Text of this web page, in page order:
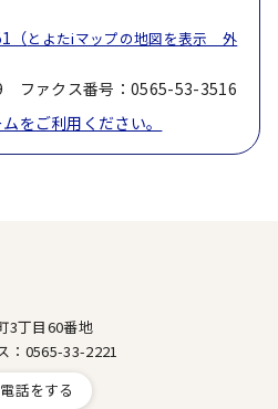
（とよたiマップの地図を表示 外
ファクス番号：0565-53-3516
をご利用ください。
3丁目60番地
：0565-33-2221
話をする